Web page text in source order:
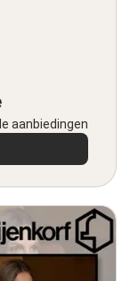
aanbiedingen